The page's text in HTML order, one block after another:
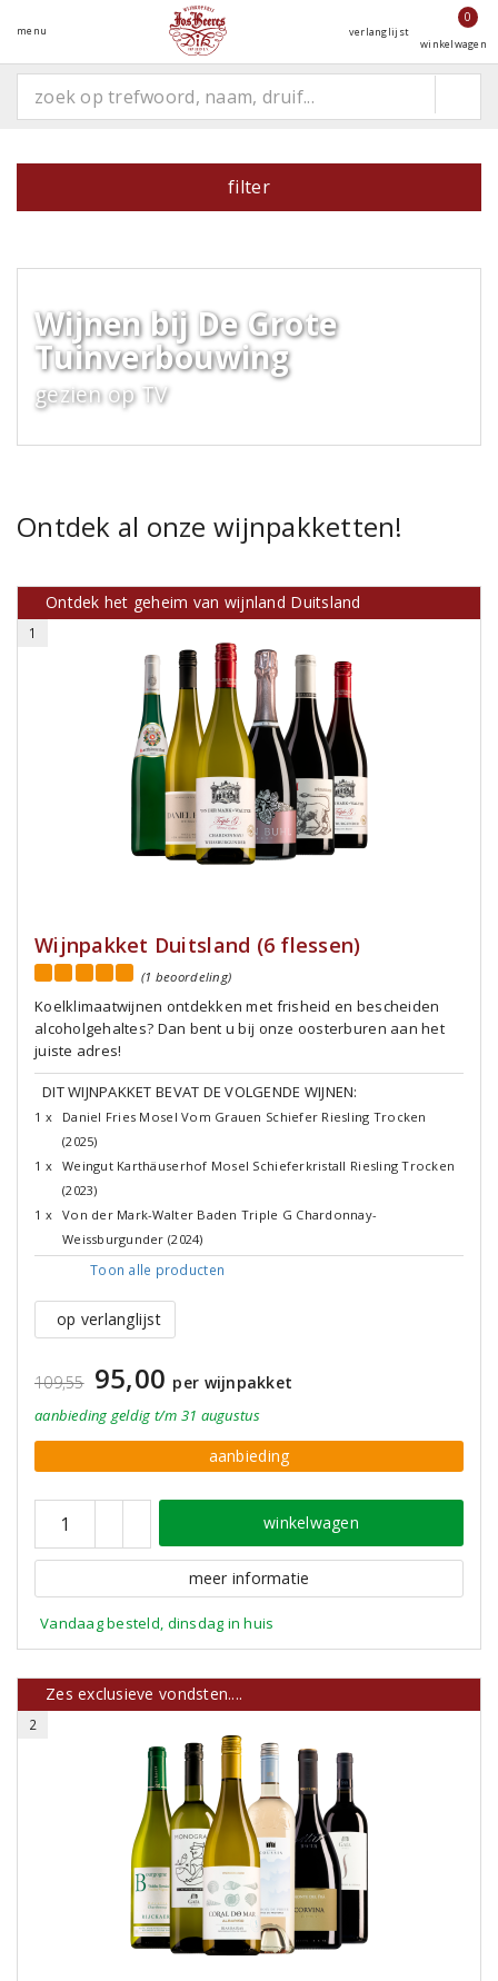
menu verlanglijst
0
winkelwagen
filter
Wijnen bij De Grote
Tuinverbouwing
gezien op TV
Ontdek al onze wijnpakketten!
Ontdek het geheim van wijnland Duitsland
1
Wijnpakket Duitsland (6 flessen)
(1 beoordeling)
Koelklimaatwijnen ontdekken met frisheid en bescheiden
alcoholgehaltes? Dan bent u bij onze oosterburen aan het
juiste adres!
DIT WIJNPAKKET BEVAT DE VOLGENDE WIJNEN:
1 x
Daniel Fries Mosel Vom Grauen Schiefer Riesling Trocken
(2025)
1 x
Weingut Karthäuserhof Mosel Schieferkristall Riesling Trocken
(2023)
1 x
Von der Mark-Walter Baden Triple G Chardonnay-
Weissburgunder (2024)
Toon alle producten
op verlanglijst
109,55 95,00 per wijnpakket
aanbieding geldig t/m 31 augustus
aanbieding
winkelwagen
meer informatie
Vandaag besteld, dinsdag in huis
Zes exclusieve vondsten....
2